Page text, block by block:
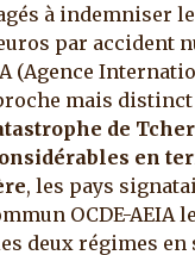
à indemniser
par accident
(Agence
mais
de
en
, les pays
OCDE-AEIA
deux régimes en